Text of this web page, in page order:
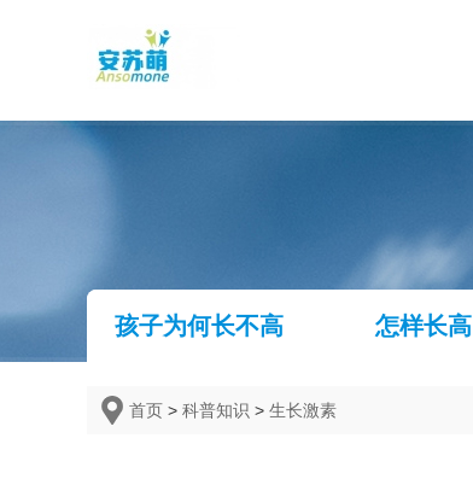
孩子为何长不高 怎样长高
首页 > 科普知识 > 生长激素